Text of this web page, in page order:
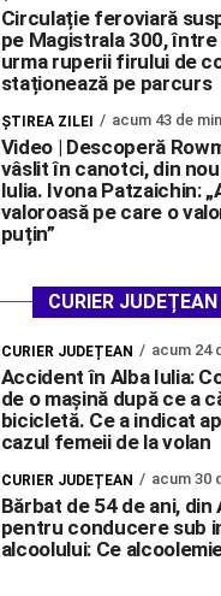
Circulație feroviară
pe Magistrala 300, între
urma ruperii firului de
staționează pe parcurs
ŞTIREA ZILEI acum 43 de
Video | Descoperă
vâslit în canotci, din
Iulia. Ivona Patzaichin:
valoroasă pe care o
puțin”
CURIER JUDEȚEAN
CURIER JUDEȚEAN acum 24
Accident în Alba Iulia:
de o mașină după ce a
bicicletă. Ce a indicat
cazul femeii de la volan
CURIER JUDEȚEAN acum 30
Bărbat de 54 de ani,
pentru conducere sub
alcoolului: Ce